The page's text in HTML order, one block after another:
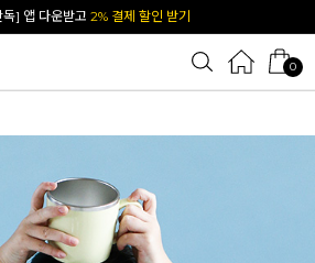
친 추가하면1천원 즉시 할인 쿠폰
0